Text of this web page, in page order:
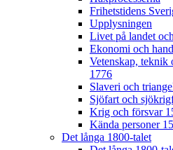
Frihetstidens
Upplysningen
Livet på landet
Ekonomi och
Vetenskap, teknik
1776
Slaveri och
Sjöfart och
Krig och försvar
Kända personer
Det långa 1800-talet